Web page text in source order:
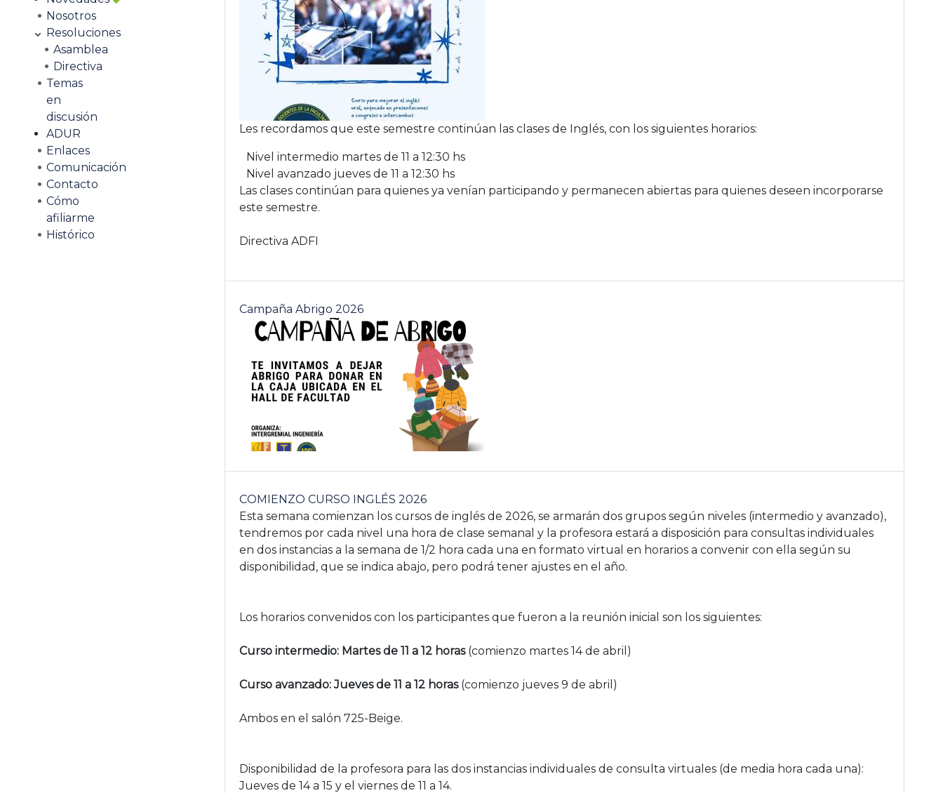
Nosotros
Resoluciones
Asamblea
Directiva
Temas
en
discusión
ADUR
Enlaces
Comunicación
Contacto
Cómo
afiliarme
Histórico
Les recordamos que este semestre continúan las clases de Inglés, con los siguientes horarios:
Nivel intermedio martes de 11 a 12:30 hs
Nivel avanzado jueves de 11 a 12:30 hs
Las clases continúan para quienes ya venían participando y permanecen abiertas para quienes deseen incorporarse
este semestre.
Directiva ADFI
Campaña Abrigo 2026
COMIENZO CURSO INGLÉS 2026
Esta semana comienzan los cursos de inglés de 2026, se armarán dos grupos según niveles (intermedio y avanzado),
tendremos por cada nivel una hora de clase semanal y la profesora estará a disposición para consultas individuales
en dos instancias a la semana de 1/2 hora cada una en formato virtual en horarios a convenir con ella según su
disponibilidad, que se indica abajo, pero podrá tener ajustes en el año.
Los horarios convenidos con los participantes que fueron a la reunión inicial son los siguientes:
Curso intermedio: Martes de 11 a 12 horas (comienzo martes 14 de abril)
Curso avanzado: Jueves de 11 a 12 horas (comienzo jueves 9 de abril)
Ambos en el salón 725-Beige.
Disponibilidad de la profesora para las dos instancias individuales de consulta virtuales (de media hora cada una):
Jueves de 14 a 15 y el viernes de 11 a 14.